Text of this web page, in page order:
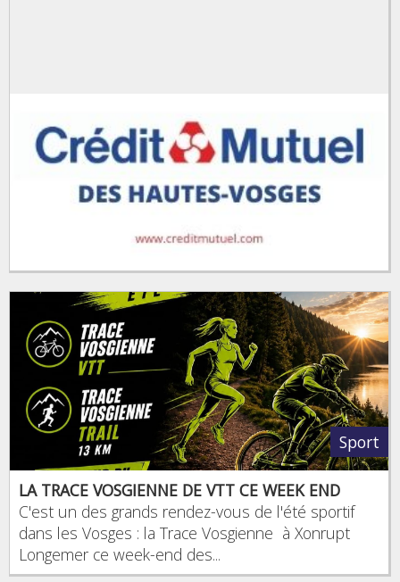
Sport
LA TRACE VOSGIENNE DE VTT CE WEEK END
C'est un des grands rendez-vous de l'été sportif
dans les Vosges : la Trace Vosgienne à Xonrupt
Longemer ce week-end des...